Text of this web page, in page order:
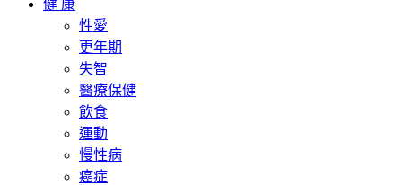
健 康
性愛
更年期
失智
醫療保健
飲食
運動
慢性病
癌症